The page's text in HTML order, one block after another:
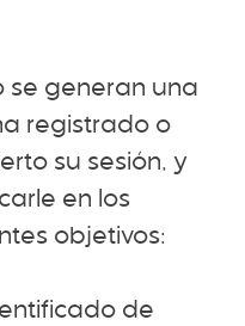
se generan una
registrado o
su sesión, y
en los
objetivos:
de